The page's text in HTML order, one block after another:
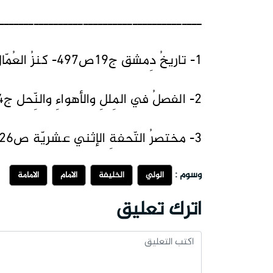
1- تاريخُ دِمشق ج19ص497- كنزُ العُمّال ج12ص531.
2- الفصلُ في المِللِ والأهواءِ والنِّحل ج4ص88.
3- مختصرُ التّحفةِ الإثني عشريّة ص126.
وسوم : الولي الخليفة الامام الامامة
اترك تعليق